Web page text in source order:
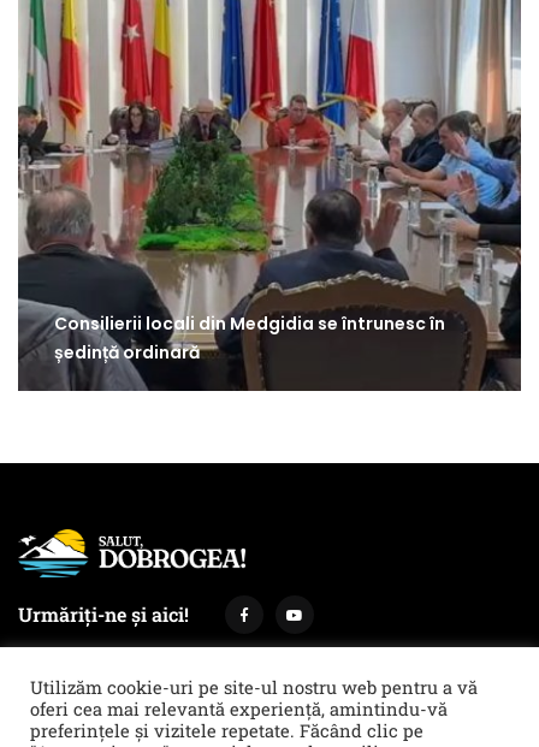
Consilierii locali din Medgidia se întrunesc în
ședință ordinară
Urmăriți-ne și aici!
Termeni și condiții Politica de cookies & GDPR
Utilizăm cookie-uri pe site-ul nostru web pentru a vă
oferi cea mai relevantă experiență, amintindu-vă
preferințele și vizitele repetate. Făcând clic pe